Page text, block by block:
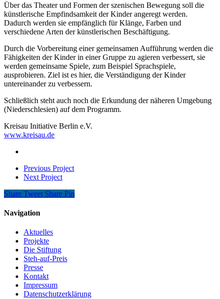
Über das Theater und Formen der szenischen Bewegung soll die
künstlerische Empfindsamkeit der Kinder angeregt werden.
Dadurch werden sie empfänglich für Klänge, Farben und
verschiedene Arten der künstlerischen Beschäftigung.
Durch die Vorbereitung einer gemeinsamen Aufführung werden die
Fähigkeiten der Kinder in einer Gruppe zu agieren verbessert, sie
werden gemeinsame Spiele, zum Beispiel Sprachspiele,
ausprobieren. Ziel ist es hier, die Verständigung der Kinder
untereinander zu verbessern.
Schließlich steht auch noch die Erkundung der näheren Umgebung
(Niederschlesien) auf dem Programm.
Kreisau Initiative Berlin e.V.
www.kreisau.de
Previous Project
Next Project
Share Tweet Share Pin
Navigation
Aktuelles
Projekte
Die Stiftung
Steh-auf-Preis
Presse
Kontakt
Impressum
Datenschutzerklärung